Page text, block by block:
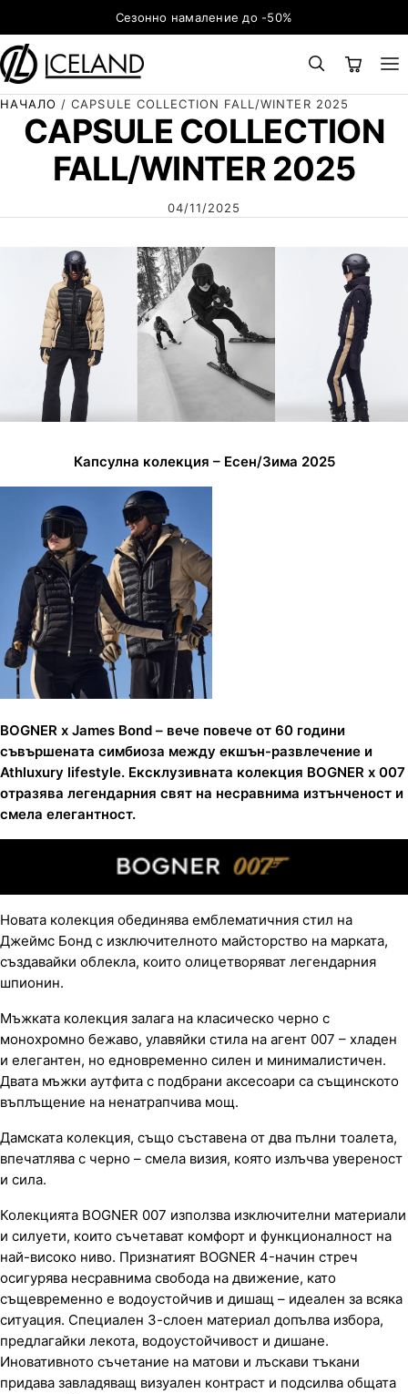
Към съдържаниетоСезонно намаление до -50%
Search for:
НАЧАЛО /CAPSULE COLLECTION FALL/WINTER 2025
CAPSULE COLLECTION
FALL/WINTER 2025
04/11/2025
Капсулна колекция – Есен/Зима 2025
BOGNER x James Bond – вече повече от 60 години
съвършената симбиоза между екшън-развлечение и
Athluxury lifestyle. Ексклузивната колекция BOGNER x 007
отразява легендарния свят на несравнима изтънченост и
смела елегантност.
Новата колекция обединява емблематичния стил на
Джеймс Бонд с изключителното майсторство на марката,
създавайки облекла, които олицетворяват легендарния
шпионин.
Мъжката колекция залага на класическо черно с
монохромно бежаво, улавяйки стила на агент 007 – хладен
и елегантен, но едновременно силен и минималистичен.
Двата мъжки аутфита с подбрани аксесоари са същинското
въплъщение на ненатрапчива мощ.
Дамската колекция, също съставена от два пълни тоалета,
впечатлява с черно – смела визия, която излъчва увереност
и сила.
Колекцията BOGNER 007 използва изключителни материали
и силуети, които съчетават комфорт и функционалност на
най-високо ниво. Признатият BOGNER 4-начин стреч
осигурява несравнима свобода на движение, като
същевременно е водоустойчив и дишащ – идеален за всяка
ситуация. Специален 3-слоен материал допълва избора,
предлагайки лекота, водоустойчивост и дишане.
Иновативното съчетание на матови и лъскави тъкани
придава завладяващ визуален контраст и подсилва общата